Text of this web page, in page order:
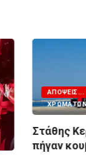
ΌΛΩΝ ΤΩΝ
Πάλι